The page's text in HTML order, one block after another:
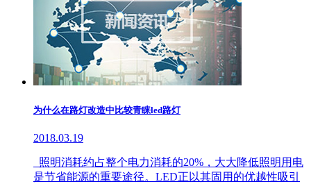
为什么在路灯改造中比较青睐led路灯
2018.03.19
照明消耗约占整个电力消耗的20%，大大降低照明用电
是节省能源的重要途径。LED正以其固用的优越性吸引